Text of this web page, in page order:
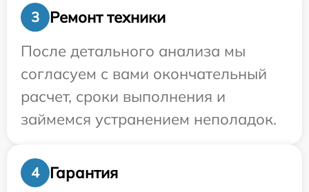
3
Ремонт техники
После детального анализа мы
согласуем с вами окончательный
расчет, сроки выполнения и
займемся устранением неполадок.
4 Гарантия